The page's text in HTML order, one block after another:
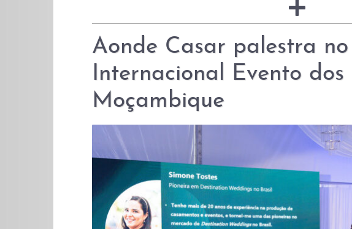
Aonde Casar palestra no
Internacional Evento dos
Moçambique